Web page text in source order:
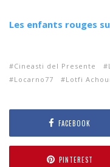
Les enfants rouges
Cineasti del Presente
Locarno77
Lotfi
FACEBOOK
PINTEREST